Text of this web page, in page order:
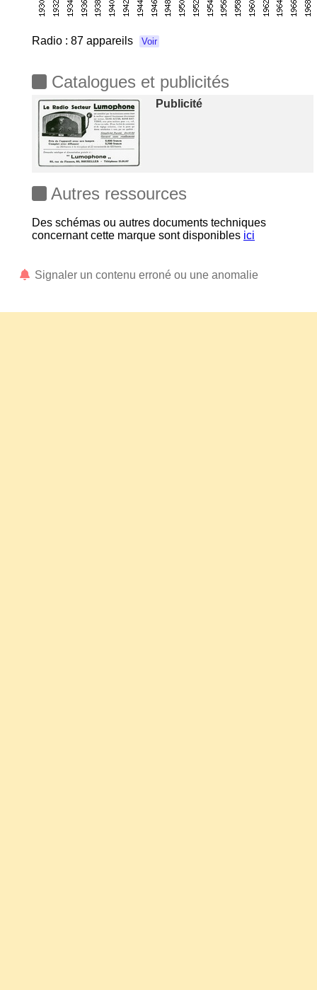
Radio : 87 appareils Voir
Catalogues et publicités
Publicité
Autres ressources
Des schémas ou autres documents techniques
concernant cette marque sont disponibles ici
Signaler un contenu erroné ou une anomalie